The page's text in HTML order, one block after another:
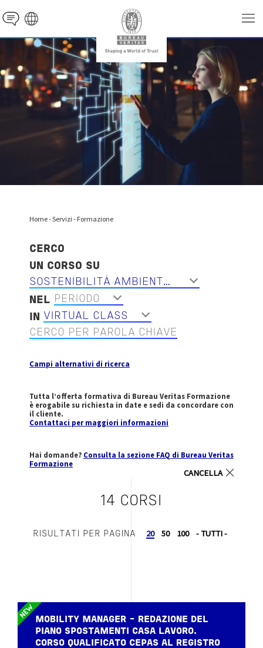
Home-Servizi - Formazione
CERCO
UN CORSO SU
SOSTENIBILITÀ AMBIENTALE
NEL PERIODO
IN VIRTUAL CLASS
CERCO PER PAROLA CHIAVE
Campi alternativi di ricerca
Tutta l’offerta formativa di Bureau Veritas Formazione
è erogabile su richiesta in date e sedi da concordare con
il cliente.
Contattaci per maggiori informazioni
Hai domande? Consulta la sezione FAQ di Bureau Veritas
Formazione
CANCELLA
14 CORSI
RISULTATI PER PAGINA 20 50 100 - TUTTI -
MOBILITY MANAGER - REDAZIONE DEL
PIANO SPOSTAMENTI CASA LAVORO.
CORSO QUALIFICATO CEPAS AL REGISTRO